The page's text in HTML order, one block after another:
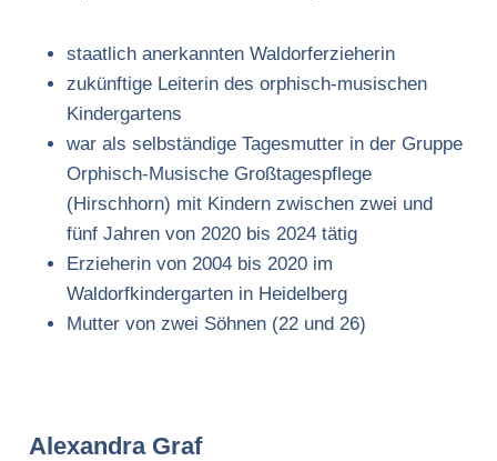
staatlich anerkannten Waldorferzieherin
zukünftige Leiterin des orphisch-musischen
Kindergartens
war als selbständige Tagesmutter in der Gruppe
Orphisch-Musische Großtagespflege
(Hirschhorn) mit Kindern zwischen zwei und
fünf Jahren von 2020 bis 2024 tätig
Erzieherin von 2004 bis 2020 im
Waldorfkindergarten in Heidelberg
Mutter von zwei Söhnen (22 und 26)
Alexandra Graf